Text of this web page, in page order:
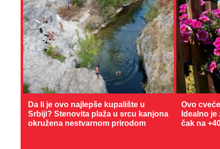
Da li je ovo najlepše kupalište u
Srbiji? Stenovita plaža u srcu kanjona
okružena nestvarnom prirodom
Ovo
Idealno
čak na